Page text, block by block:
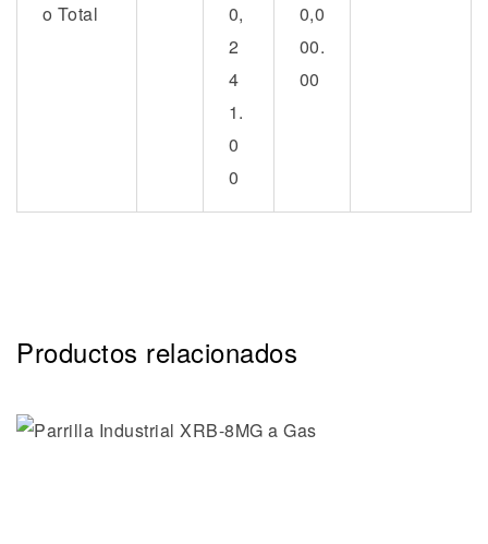
o Total
0,
2
4
1.
0
0
0,0
00.
00
Productos relacionados